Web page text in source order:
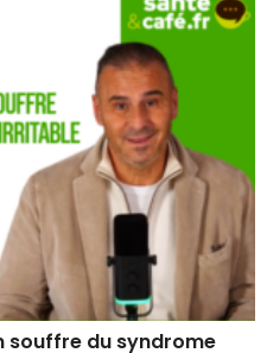
souffre du syndrome